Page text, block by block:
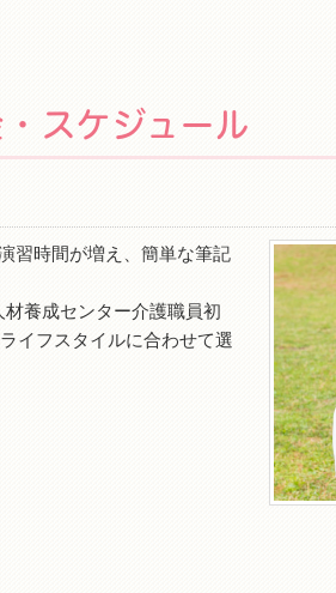
スケジュール
習時間が増え、簡単な筆記
養成センター介護職員初
イフスタイルに合わせて選